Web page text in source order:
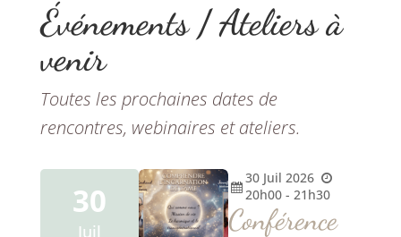
Événements / Ateliers à
venir
Toutes les prochaines dates de
rencontres, webinaires etateliers.
30
Juil
30 Juil 2026
20h00 - 21h30
Conférence